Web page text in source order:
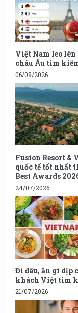
Việt Nam leo lên
châu Âu tìm
06/08/2026
Fusion Resort &
quốc tế tốt nhất
Best Awards
24/07/2026
Đi đâu, ăn gì dịp
khách Việt tìm
21/07/2026